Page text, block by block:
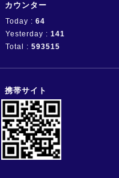
カウンター
Today : 64
Yesterday : 141
Total : 593515
携帯サイト